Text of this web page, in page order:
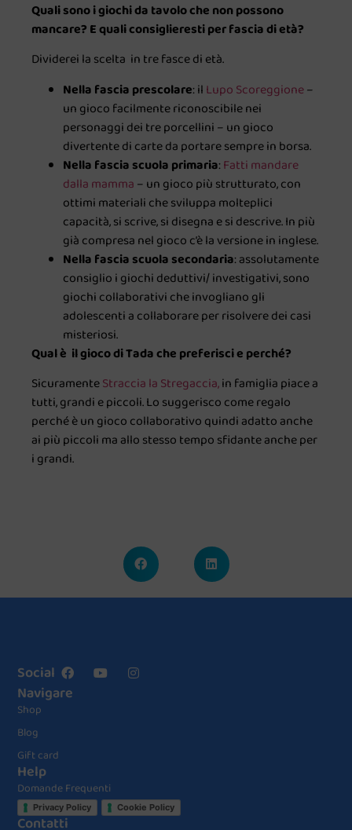
Quali sono i giochi da tavolo che non possono
mancare? E quali consiglieresti per fascia di età?
Dividerei la scelta in tre fasce di età.
Nella fascia prescolare: il Lupo Scoreggione–
un gioco facilmente riconoscibile nei
personaggi dei tre porcellini – un gioco
divertente di carte da portare sempre in borsa.
Nella fascia scuola primaria: Fatti mandare
dalla mamma – un gioco più strutturato, con
ottimi materiali che sviluppa molteplici
capacità, si scrive, si disegna e si descrive. In più
già compresa nel gioco c’è la versione in inglese.
Nella fascia scuola secondaria: assolutamente
consiglio i giochi deduttivi/ investigativi, sono
giochi collaborativi che invogliano gli
adolescenti a collaborare per risolvere dei casi
misteriosi.
Qual è il gioco di Tada che preferisci e perché?
SicuramenteStraccia la Stregaccia,in famiglia piace a
tutti, grandi e piccoli. Lo suggerisco come regalo
perché è un gioco collaborativo quindi adatto anche
ai più piccoli ma allo stesso tempo sfidante anche per
i grandi.
Navigare
Shop
Blog
Gift card
Help
Domande Frequenti
Privacy Policy Cookie Policy
Contatti
Social